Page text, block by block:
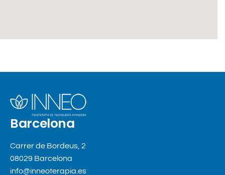
Barcelona
Carrer de Bordeus, 2
08029 Barcelona
info@inneoterapia.es